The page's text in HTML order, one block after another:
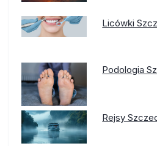
Licówki
Podologia
Rejsy